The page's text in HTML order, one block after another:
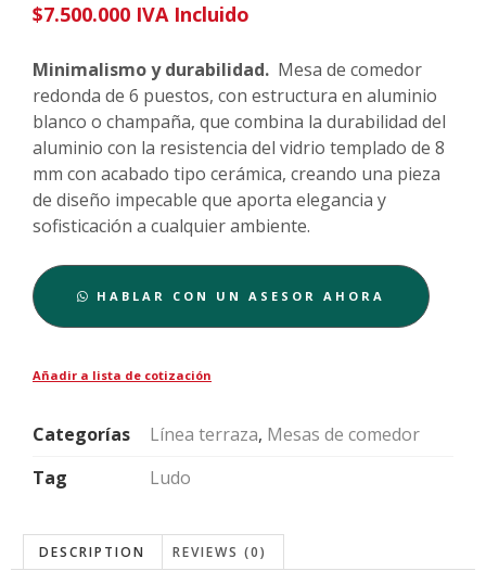
$7.500.000 IVA Incluido
Minimalismo y durabilidad. Mesa de comedor
redonda de 6 puestos, con estructura en aluminio
blanco o champaña, que combina la durabilidad del
aluminio con la resistencia del vidrio templado de 8
mm con acabado tipo cerámica, creando una pieza
de diseño impecable que aporta elegancia y
sofisticación a cualquier ambiente.
HABLAR CON UN ASESOR AHORA
Añadir a lista de cotización
Categorías Línea terraza, Mesas de comedor
Tag
Ludo
DESCRIPTION REVIEWS (0)